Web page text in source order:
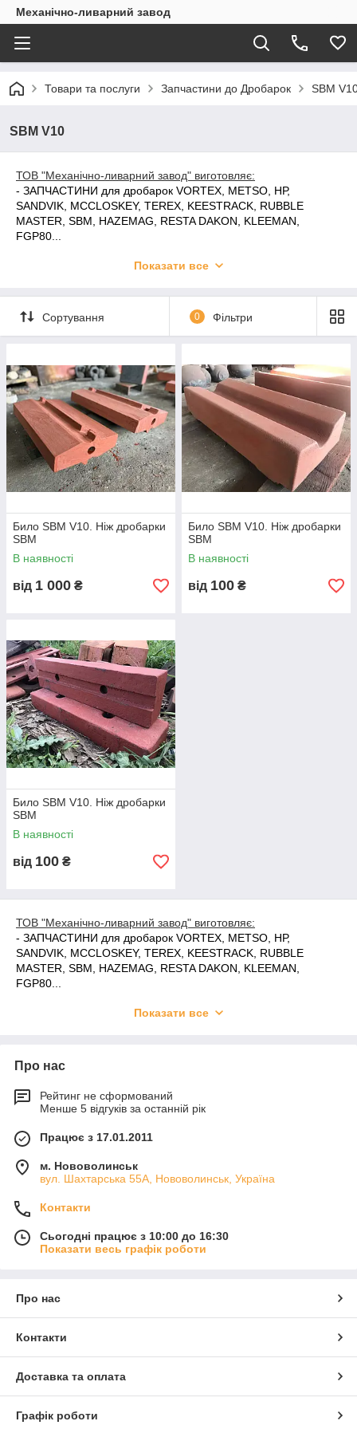
Механічно-ливарний завод
Товари та послуги Запчастини до Дробарок SBM
SBM V10
ТОВ "Механічно-ливарний завод" виготовляє:
- ЗАПЧАСТИНИ для дробарок VORTEX, METSO, НР,
SANDVIK, MCCLOSKEY, TEREX, KEESTRACK, RUBBLE
MASTER, SBM, HAZEMAG, RESTA DAKON, KLEEMAN,
FGP80...
ДЦІ, ДДЗ, ДКТ, ДРО, КДХ, ЩД, ЩПД...
12, 2-15, 2-18, П-804...
-ЗАПЧАСТИНИ для млинів
Makrum, СМ-1456, СМ-6008,
ШБМ, ММТ, МШР, Ш...
- ЗАПЧАСТИНИ для бульдозерів
ЧЕТРА, БЕЛАЗ, Т-170...
Показати все
Сортування 0 Фільтри
Било SBM V10. Ніж дробарки
SBM
В наявності
від 1 000 ₴
Било SBM V10. Ніж дробарки
SBM
В наявності
від 100 ₴
Било SBM V10. Ніж дробарки
SBM
В наявності
від 100 ₴
ТОВ "Механічно-ливарний завод" виготовляє:
- ЗАПЧАСТИНИ для дробарок VORTEX, METSO, НР,
SANDVIK, MCCLOSKEY, TEREX, KEESTRACK, RUBBLE
MASTER, SBM, HAZEMAG, RESTA DAKON, KLEEMAN,
FGP80...
ДЦІ, ДДЗ, ДКТ, ДРО, КДХ, ЩД, ЩПД...
-
ШБМ, ММТ, МШР, Ш...
-ЗАПЧАСТИНИ для екскаваторів
ЕШ-6/45, ЕШ-10/70, ЕШ-15/90, ЕШ-20/90, ЕО...
- сталеве, чавунне і бронзове литво
- ролики конвеєрні;
- колосники;
- шестерні;
- вали;
- зірочки;
- півмуфти;
- запчастини для кранової техніки, сільськогосподарської
техніки.
Виготовляємо НОВІ живильники ТК-15 і ремонтуємо щокові
З повагою,
Юстенюк Віталій Володимирович
Показати все
Про нас
Рейтинг не сформований
Менше 5 відгуків за останній рік
Працює з 17.01.2011
м. Нововолинськ
вул. Шахтарська 55А, Нововолинськ, Україна
Контакти
Сьогодні працює з 10:00 до 16:30
Показати весь графік роботи
Про нас
Контакти
Доставка та оплата
Графік роботи